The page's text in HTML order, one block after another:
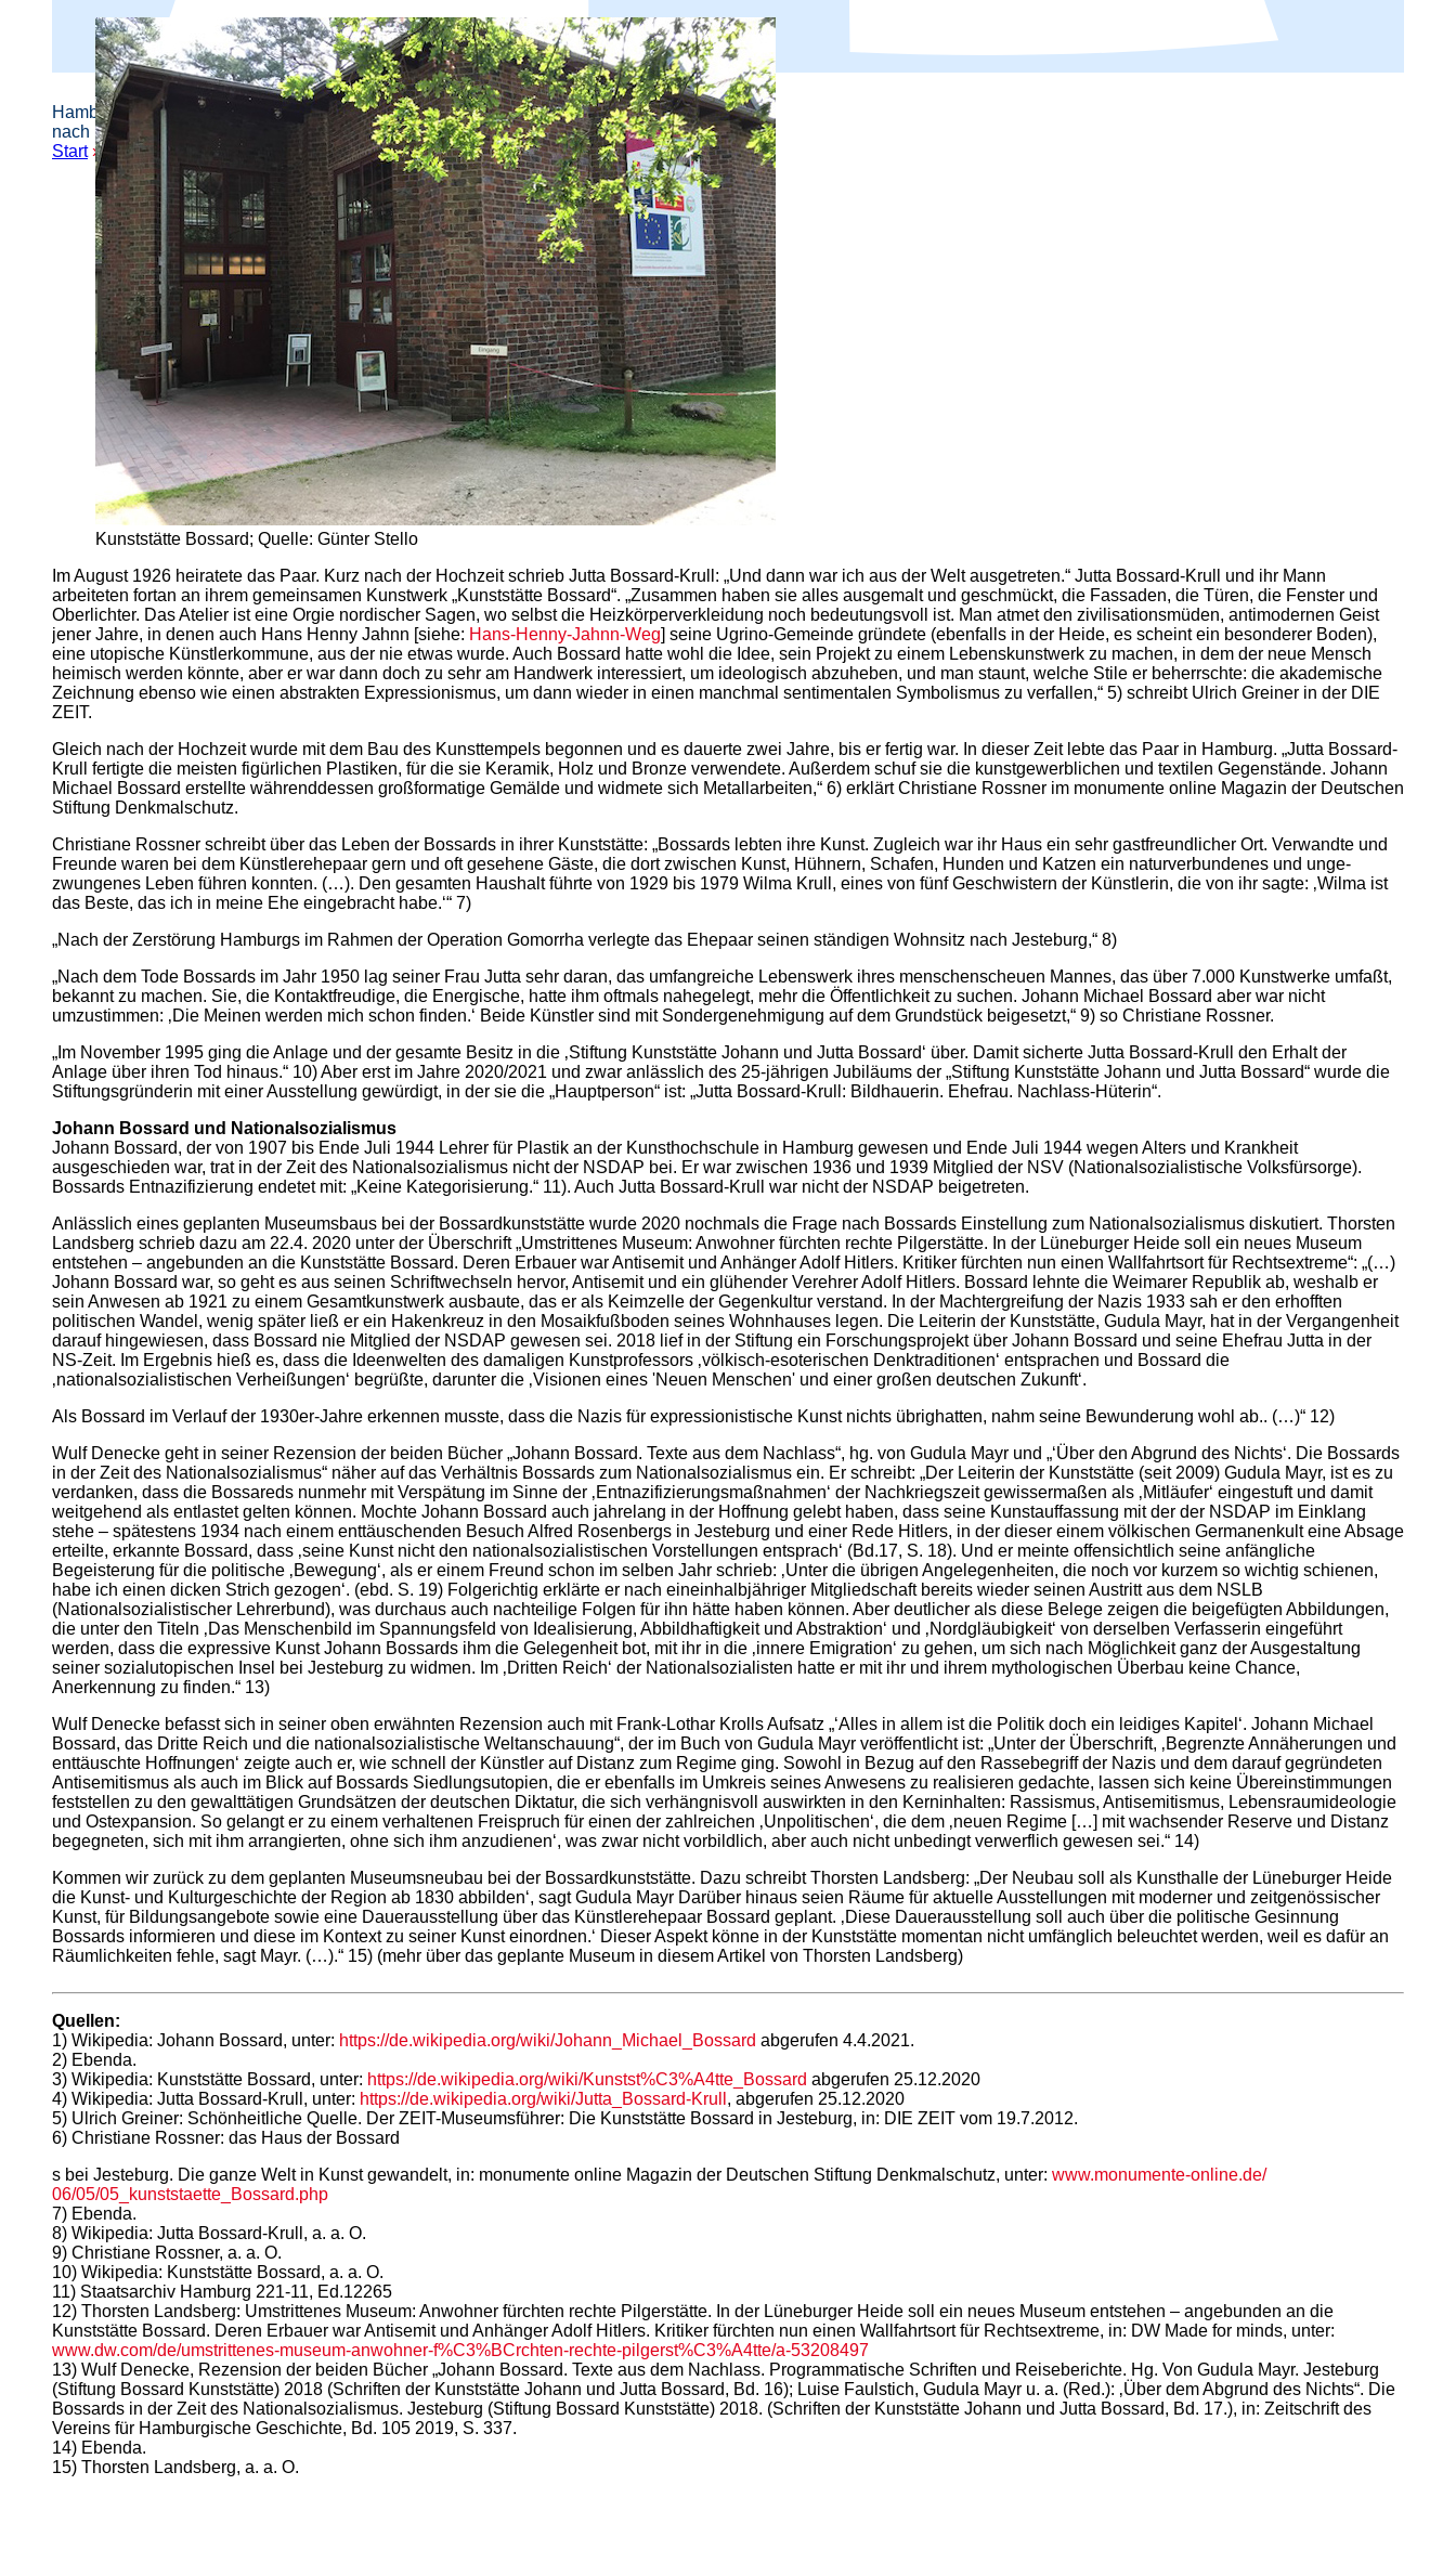
Hamburger Straßennamen -
nach Personen benannt
Start» Erweiterte Suche » Bossardstraße
Kunststätte Bossard; Quelle: Günter Stello
Im August 1926 heiratete das Paar. Kurz nach der Hochzeit schrieb Jutta Bossard-Krull: „Und dann war ich aus der Welt ausgetreten.“ Jutta Bossard-Krull und ihr Mann
arbeiteten fortan an ihrem gemeinsamen Kunstwerk „Kunststätte Bossard“. „Zusammen haben sie alles ausgemalt und geschmückt, die Fassaden, die Türen, die Fenster und
Oberlichter. Das Atelier ist eine Orgie nordischer Sagen, wo selbst die Heizkörperverkleidung noch bedeutungsvoll ist. Man atmet den zivilisationsmüden, antimodernen Geist
jener Jahre, in denen auch Hans Henny Jahnn [siehe: Hans-Henny-Jahnn-Weg] seine Ugrino-Gemeinde gründete (ebenfalls in der Heide, es scheint ein besonderer Boden),
eine utopische Künstlerkommune, aus der nie etwas wurde. Auch Bossard hatte wohl die Idee, sein Projekt zu einem Lebenskunstwerk zu machen, in dem der neue Mensch
heimisch werden könnte, aber er war dann doch zu sehr am Handwerk interessiert, um ideologisch abzuheben, und man staunt, welche Stile er beherrschte: die akademische
Zeichnung ebenso wie einen abstrakten Expressionismus, um dann wieder in einen manchmal sentimentalen Symbolismus zu verfallen,“ 5) schreibt Ulrich Greiner in der DIE
ZEIT.
Gleich nach der Hochzeit wurde mit dem Bau des Kunsttempels begonnen und es dauerte zwei Jahre, bis er fertig war. In dieser Zeit lebte das Paar in Hamburg. „Jutta Bossard-
Krull fertigte die meisten figürlichen Plastiken, für die sie Keramik, Holz und Bronze verwendete. Außerdem schuf sie die kunstgewerblichen und textilen Gegenstände. Johann
Michael Bossard erstellte währenddessen großformatige Gemälde und widmete sich Metallarbeiten,“ 6) erklärt Christiane Rossner im monumente online Magazin der Deutschen
Stiftung Denkmalschutz.
Christiane Rossner schreibt über das Leben der Bossards in ihrer Kunststätte: „Bossards lebten ihre Kunst. Zugleich war ihr Haus ein sehr gastfreundlicher Ort. Verwandte und
Freunde waren bei dem Künstlerehepaar gern und oft gesehene Gäste, die dort zwischen Kunst, Hühnern, Schafen, Hunden und Katzen ein naturverbundenes und unge­
zwungenes Leben führen konnten. (…). Den gesamten Haushalt führte von 1929 bis 1979 Wilma Krull, eines von fünf Geschwistern der Künstlerin, die von ihr sagte: ‚Wilma ist
das Beste, das ich in meine Ehe eingebracht habe.‘“ 7)
„Nach der Zerstörung Hamburgs im Rahmen der Operation Gomorrha verlegte das Ehepaar seinen ständigen Wohnsitz nach Jesteburg,“ 8)
„Nach dem Tode Bossards im Jahr 1950 lag seiner Frau Jutta sehr daran, das umfangreiche Lebenswerk ihres menschenscheuen Mannes, das über 7.000 Kunstwerke umfaßt,
bekannt zu machen. Sie, die Kontaktfreudige, die Energische, hatte ihm oftmals nahegelegt, mehr die Öffentlichkeit zu suchen. Johann Michael Bossard aber war nicht
umzustimmen: ‚Die Meinen werden mich schon finden.‘ Beide Künstler sind mit Sondergenehmigung auf dem Grundstück beigesetzt,“ 9) so Christiane Rossner.
„Im November 1995 ging die Anlage und der gesamte Besitz in die ‚Stiftung Kunststätte Johann und Jutta Bossard‘ über. Damit sicherte Jutta Bossard-Krull den Erhalt der
Anlage über ihren Tod hinaus.“ 10) Aber erst im Jahre 2020/2021 und zwar anlässlich des 25-jährigen Jubiläums der „Stiftung Kunststätte Johann und Jutta Bossard“ wurde die
Stiftungsgründerin mit einer Ausstellung gewürdigt, in der sie die „Hauptperson“ ist: „Jutta Bossard-Krull: Bildhauerin. Ehefrau. Nachlass-Hüterin“.
Johann Bossard und Nationalsozialismus
Johann Bossard, der von 1907 bis Ende Juli 1944 Lehrer für Plastik an der Kunsthochschule in Hamburg gewesen und Ende Juli 1944 wegen Alters und Krankheit
ausgeschieden war, trat in der Zeit des Nationalsozialismus nicht der NSDAP bei. Er war zwischen 1936 und 1939 Mitglied der NSV (Nationalsozialistische Volksfürsorge).
Bossards Entnazifizierung endetet mit: „Keine Kategorisierung.“ 11). Auch Jutta Bossard-Krull war nicht der NSDAP beigetreten.
Anlässlich eines geplanten Museumsbaus bei der Bossardkunststätte wurde 2020 nochmals die Frage nach Bossards Einstellung zum Nationalsozialismus diskutiert. Thorsten
Landsberg schrieb dazu am 22.4. 2020 unter der Überschrift „Umstrittenes Museum: Anwohner fürchten rechte Pilgerstätte. In der Lüneburger Heide soll ein neues Museum
entstehen – angebunden an die Kunststätte Bossard. Deren Erbauer war Antisemit und Anhänger Adolf Hitlers. Kritiker fürchten nun einen Wallfahrtsort für Rechtsextreme“: „(…)
Johann Bossard war, so geht es aus seinen Schriftwechseln hervor, Antisemit und ein glühender Verehrer Adolf Hitlers. Bossard lehnte die Weimarer Republik ab, weshalb er
sein Anwesen ab 1921 zu einem Gesamtkunstwerk ausbaute, das er als Keimzelle der Gegenkultur verstand. In der Machtergreifung der Nazis 1933 sah er den erhofften
politischen Wandel, wenig später ließ er ein Hakenkreuz in den Mosaikfußboden seines Wohnhauses legen. Die Leiterin der Kunststätte, Gudula Mayr, hat in der Vergangenheit
darauf hingewiesen, dass Bossard nie Mitglied der NSDAP gewesen sei. 2018 lief in der Stiftung ein Forschungsprojekt über Johann Bossard und seine Ehefrau Jutta in der
NS-Zeit. Im Ergebnis hieß es, dass die Ideenwelten des damaligen Kunstprofessors ‚völkisch-esoterischen Denktraditionen‘ entsprachen und Bossard die
‚nationalsozialistischen Verheißungen‘ begrüßte, darunter die ‚Visionen eines 'Neuen Menschen' und einer großen deutschen Zukunft‘.
Als Bossard im Verlauf der 1930er-Jahre erkennen musste, dass die Nazis für expressionistische Kunst nichts übrighatten, nahm seine Bewunderung wohl ab.. (…)“ 12)
Wulf Denecke geht in seiner Rezension der beiden Bücher „Johann Bossard. Texte aus dem Nachlass“, hg. von Gudula Mayr und „‘Über den Abgrund des Nichts‘. Die Bossards
in der Zeit des Nationalsozialismus“ näher auf das Verhältnis Bossards zum Nationalsozialismus ein. Er schreibt: „Der Leiterin der Kunststätte (seit 2009) Gudula Mayr, ist es zu
verdanken, dass die Bossareds nunmehr mit Verspätung im Sinne der ‚Entnazifizierungsmaßnahmen‘ der Nachkriegszeit gewissermaßen als ‚Mitläufer‘ eingestuft und damit
weitgehend als entlastet gelten können. Mochte Johann Bossard auch jahrelang in der Hoffnung gelebt haben, dass seine Kunstauffassung mit der der NSDAP im Einklang
stehe – spätestens 1934 nach einem enttäuschenden Besuch Alfred Rosenbergs in Jesteburg und einer Rede Hitlers, in der dieser einem völkischen Germanenkult eine Absage
erteilte, erkannte Bossard, dass ‚seine Kunst nicht den nationalsozialistischen Vorstellungen entsprach‘ (Bd.17, S. 18). Und er meinte offensichtlich seine anfängliche
Begeisterung für die politische ‚Bewegung‘, als er einem Freund schon im selben Jahr schrieb: ‚Unter die übrigen Angelegenheiten, die noch vor kurzem so wichtig schienen,
habe ich einen dicken Strich gezogen‘. (ebd. S. 19) Folgerichtig erklärte er nach eineinhalbjähriger Mitgliedschaft bereits wieder seinen Austritt aus dem NSLB
(Nationalsozialistischer Lehrerbund), was durchaus auch nachteilige Folgen für ihn hätte haben können. Aber deutlicher als diese Belege zeigen die beigefügten Abbildungen,
die unter den Titeln ‚Das Menschenbild im Spannungsfeld von Idealisierung, Abbildhaftigkeit und Abstraktion‘ und ‚Nordgläubigkeit‘ von derselben Verfasserin eingeführt
werden, dass die expressive Kunst Johann Bossards ihm die Gelegenheit bot, mit ihr in die ‚innere Emigration‘ zu gehen, um sich nach Möglichkeit ganz der Ausgestaltung
seiner sozialutopischen Insel bei Jesteburg zu widmen. Im ‚Dritten Reich‘ der Nationalsozialisten hatte er mit ihr und ihrem mythologischen Überbau keine Chance,
Anerkennung zu finden.“ 13)
Wulf Denecke befasst sich in seiner oben erwähnten Rezension auch mit Frank-Lothar Krolls Aufsatz „‘Alles in allem ist die Politik doch ein leidiges Kapitel‘. Johann Michael
Bossard, das Dritte Reich und die nationalsozialistische Weltanschauung“, der im Buch von Gudula Mayr veröffentlicht ist: „Unter der Überschrift, ‚Begrenzte Annäherungen und
enttäuschte Hoffnungen‘ zeigte auch er, wie schnell der Künstler auf Distanz zum Regime ging. Sowohl in Bezug auf den Rassebegriff der Nazis und dem darauf gegründeten
Antisemitismus als auch im Blick auf Bossards Siedlungsutopien, die er ebenfalls im Umkreis seines Anwesens zu realisieren gedachte, lassen sich keine Übereinstimmungen
feststellen zu den gewalttätigen Grundsätzen der deutschen Diktatur, die sich verhängnisvoll auswirkten in den Kerninhalten: Rassismus, Antisemitismus, Lebensraumideologie
und Ostexpansion. So gelangt er zu einem verhaltenen Freispruch für einen der zahlreichen ‚Unpolitischen‘, die dem ‚neuen Regime […] mit wachsender Reserve und Distanz
begegneten, sich mit ihm arrangierten, ohne sich ihm anzudienen‘, was zwar nicht vorbildlich, aber auch nicht unbedingt verwerflich gewesen sei.“ 14)
Kommen wir zurück zu dem geplanten Museumsneubau bei der Bossardkunststätte. Dazu schreibt Thorsten Landsberg: „Der Neubau soll als Kunsthalle der Lüneburger Heide
die Kunst- und Kulturgeschichte der Region ab 1830 abbilden‘, sagt Gudula Mayr Darüber hinaus seien Räume für aktuelle Ausstellungen mit moderner und zeitgenössischer
Kunst, für Bildungsangebote sowie eine Dauerausstellung über das Künstlerehepaar Bossard geplant. ‚Diese Dauerausstellung soll auch über die politische Gesinnung
Bossards informieren und diese im Kontext zu seiner Kunst einordnen.‘ Dieser Aspekt könne in der Kunststätte momentan nicht umfänglich beleuchtet werden, weil es dafür an
Räumlichkeiten fehle, sagt Mayr. (…).“ 15) (mehr über das geplante Museum in diesem Artikel von Thorsten Landsberg)
Quellen:
1) Wikipedia: Johann Bossard, unter: https://de.wikipedia.org/wiki/Johann_Michael_Bossard abgerufen 4.4.2021.
2) Ebenda.
3) Wikipedia: Kunststätte Bossard, unter: https://de.wikipedia.org/wiki/Kunstst%C3%A4tte_Bossard abgerufen 25.12.2020
4) Wikipedia: Jutta Bossard-Krull, unter: https://de.wikipedia.org/wiki/Jutta_Bossard-Krull , abgerufen 25.12.2020
5) Ulrich Greiner: Schönheitliche Quelle. Der ZEIT-Museumsführer: Die Kunststätte Bossard in Jesteburg, in: DIE ZEIT vom 19.7.2012.
6) Christiane Rossner: das Haus der Bossard
s bei Jesteburg. Die ganze Welt in Kunst gewandelt, in: monumente online Magazin der Deutschen Stiftung Denkmalschutz, unter: www.monumente-online.de/
06/05/05_kunststaette_Bossard.php
7) Ebenda.
8) Wikipedia: Jutta Bossard-Krull, a. a. O.
9) Christiane Rossner, a. a. O.
10) Wikipedia: Kunststätte Bossard, a. a. O.
11) Staatsarchiv Hamburg 221-11, Ed.12265
12) Thorsten Landsberg: Umstrittenes Museum: Anwohner fürchten rechte Pilgerstätte. In der Lüneburger Heide soll ein neues Museum entstehen – angebunden an die
Kunststätte Bossard. Deren Erbauer war Antisemit und Anhänger Adolf Hitlers. Kritiker fürchten nun einen Wallfahrtsort für Rechtsextreme, in: DW Made for minds, unter:
www.dw.com/de/umstrittenes-museum-anwohner-f%C3%BCrchten-rechte-pilgerst%C3%A4tte/a-53208497
13) Wulf Denecke, Rezension der beiden Bücher „Johann Bossard. Texte aus dem Nachlass. Programmatische Schriften und Reiseberichte. Hg. Von Gudula Mayr. Jesteburg
(Stiftung Bossard Kunststätte) 2018 (Schriften der Kunststätte Johann und Jutta Bossard, Bd. 16); Luise Faulstich, Gudula Mayr u. a. (Red.): ‚Über dem Abgrund des Nichts“. Die
Bossards in der Zeit des Nationalsozialismus. Jesteburg (Stiftung Bossard Kunststätte) 2018. (Schriften der Kunststätte Johann und Jutta Bossard, Bd. 17.), in: Zeitschrift des
Vereins für Hamburgische Geschichte, Bd. 105 2019, S. 337.
14) Ebenda.
15) Thorsten Landsberg, a. a. O.